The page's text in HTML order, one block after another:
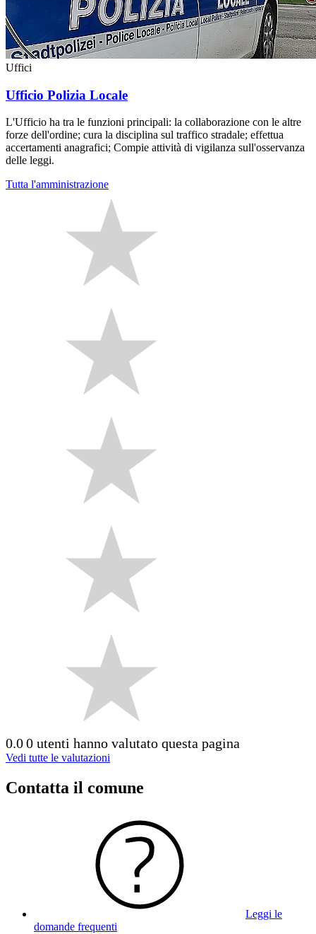
Uffici
Ufficio Polizia Locale
L'Ufficio ha tra le funzioni principali: la collaborazione con le altre
forze dell'ordine; cura la disciplina sul traffico stradale; effettua
accertamenti anagrafici; Compie attività di vigilanza sull'osservanza
delle leggi.
Tutta l'amministrazione
0.00 utenti hanno valutato questa pagina
Vedi tutte le valutazioni
Contatta il comune
Leggi le
domande frequenti